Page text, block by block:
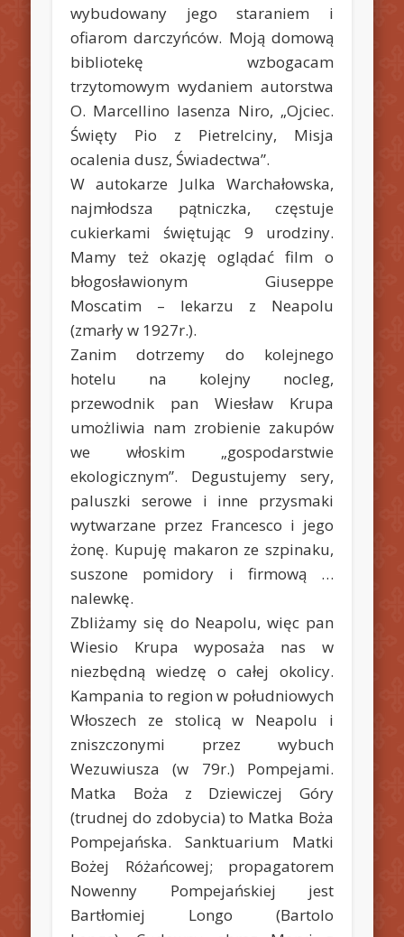
wybudowany jego staraniem i
ofiarom darczyńców. Moją domową
bibliotekę wzbogacam
trzytomowym wydaniem autorstwa
O. Marcellino Iasenza Niro, „Ojciec.
Święty Pio z Pietrelciny, Misja
ocalenia dusz, Świadectwa”.
W autokarze Julka Warchałowska,
najmłodsza pątniczka, częstuje
cukierkami świętując 9 urodziny.
Mamy też okazję oglądać film o
błogosławionym Giuseppe
Moscatim – lekarzu z Neapolu
(zmarły w 1927r.).
Zanim dotrzemy do kolejnego
hotelu na kolejny nocleg,
przewodnik pan Wiesław Krupa
umożliwia nam zrobienie zakupów
we włoskim „gospodarstwie
ekologicznym”. Degustujemy sery,
paluszki serowe i inne przysmaki
wytwarzane przez Francesco i jego
żonę. Kupuję makaron ze szpinaku,
suszone pomidory i firmową …
nalewkę.
Zbliżamy się do Neapolu, więc pan
Wiesio Krupa wyposaża nas w
niezbędną wiedzę o całej okolicy.
Kampania to region w południowych
Włoszech ze stolicą w Neapolu i
zniszczonymi przez wybuch
Wezuwiusza (w 79r.) Pompejami.
Matka Boża z Dziewiczej Góry
(trudnej do zdobycia) to Matka Boża
Pompejańska. Sanktuarium Matki
Bożej Różańcowej; propagatorem
Nowenny Pompejańskiej jest
Bartłomiej Longo (Bartolo